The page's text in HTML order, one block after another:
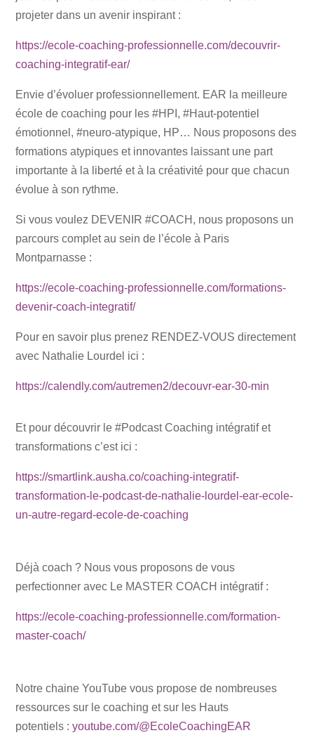
projeter dans un avenir inspirant :
https://ecole-coaching-professionnelle.com/decouvrir-
coaching-integratif-ear/
Envie d’évoluer professionnellement. EAR la meilleure
école de coaching pour les #HPI, #Haut-potentiel
émotionnel, #neuro-atypique, HP… Nous proposons des
formations atypiques et innovantes laissant une part
importante à la liberté et à la créativité pour que chacun
évolue à son rythme.
Si vous voulez DEVENIR #COACH, nous proposons un
parcours complet au sein de l’école à Paris
Montparnasse :
https://ecole-coaching-professionnelle.com/formations-
devenir-coach-integratif/
Pour en savoir plus prenez RENDEZ-VOUS directement
avec Nathalie Lourdel ici :
https://calendly.com/autremen2/decouvr-ear-30-min
Et pour découvrir le #Podcast Coaching intégratif et
transformations c’est ici :
https://smartlink.ausha.co/coaching-integratif-
transformation-le-podcast-de-nathalie-lourdel-ear-ecole-
un-autre-regard-ecole-de-coaching
Déjà coach ? Nous vous proposons de vous
perfectionner avec Le MASTER COACH intégratif :
https://ecole-coaching-professionnelle.com/formation-
master-coach/
Notre chaine YouTube vous propose de nombreuses
ressources sur le coaching et sur les Hauts
potentiels :youtube.com/@EcoleCoachingEAR